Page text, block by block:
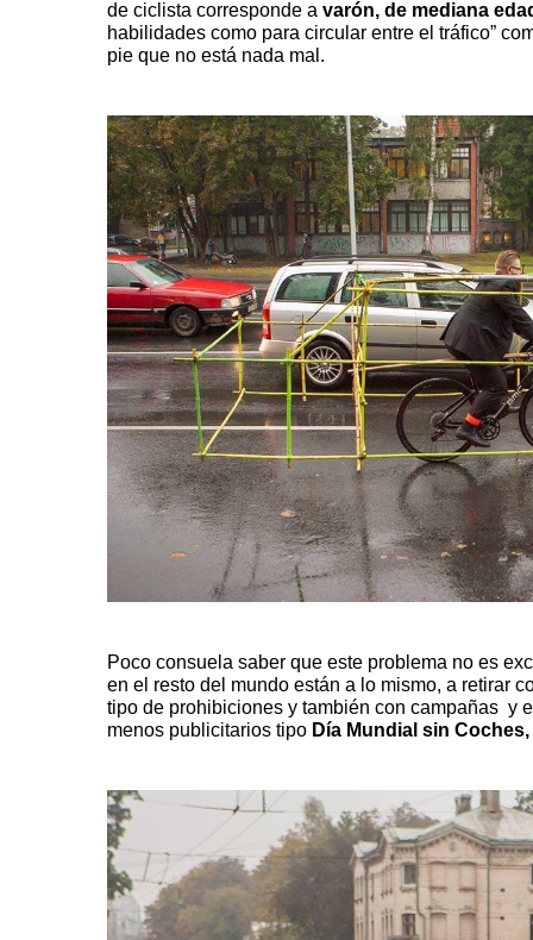
de ciclista corresponde a varón, de mediana
habilidades como para circular entre el tráfico”
pie que no está nada mal.
Poco consuela saber que este problema no es
en el resto del mundo están a lo mismo, a retirar
tipo de prohibiciones y también con campañas y
menos publicitarios tipo Día Mundial sin Coches,